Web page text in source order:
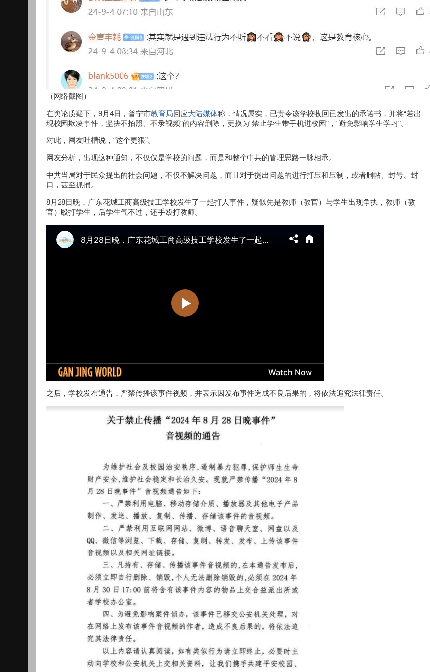
（网络截图）
在舆论质疑下，9月4日，普宁市教育局回应大陆媒体称，情况属实，已责令该学校收回已发出的承诺书，并将“若出
现校园欺凌事件，坚决不拍照、不录视频”的内容删除，更换为“禁止学生带手机进校园”，“避免影响学生学习”。
对此，网友吐槽说，“这个更狠”。
网友分析，出现这种通知，不仅仅是学校的问题，而是和整个中共的管理思路一脉相承。
中共当局对于民众提出的社会问题，不仅不解决问题，而且对于提出问题的进行打压和压制，或者删帖、封号、封
口，甚至抓捕。
8月28日晚，广东花城工商高级技工学校发生了一起打人事件，疑似先是教师（教官）与学生出现争执，教师（教
官）殴打学生，后学生气不过，还手殴打教师。
之后，学校发布通告，严禁传播该事件视频，并表示因发布事件造成不良后果的，将依法追究法律责任。